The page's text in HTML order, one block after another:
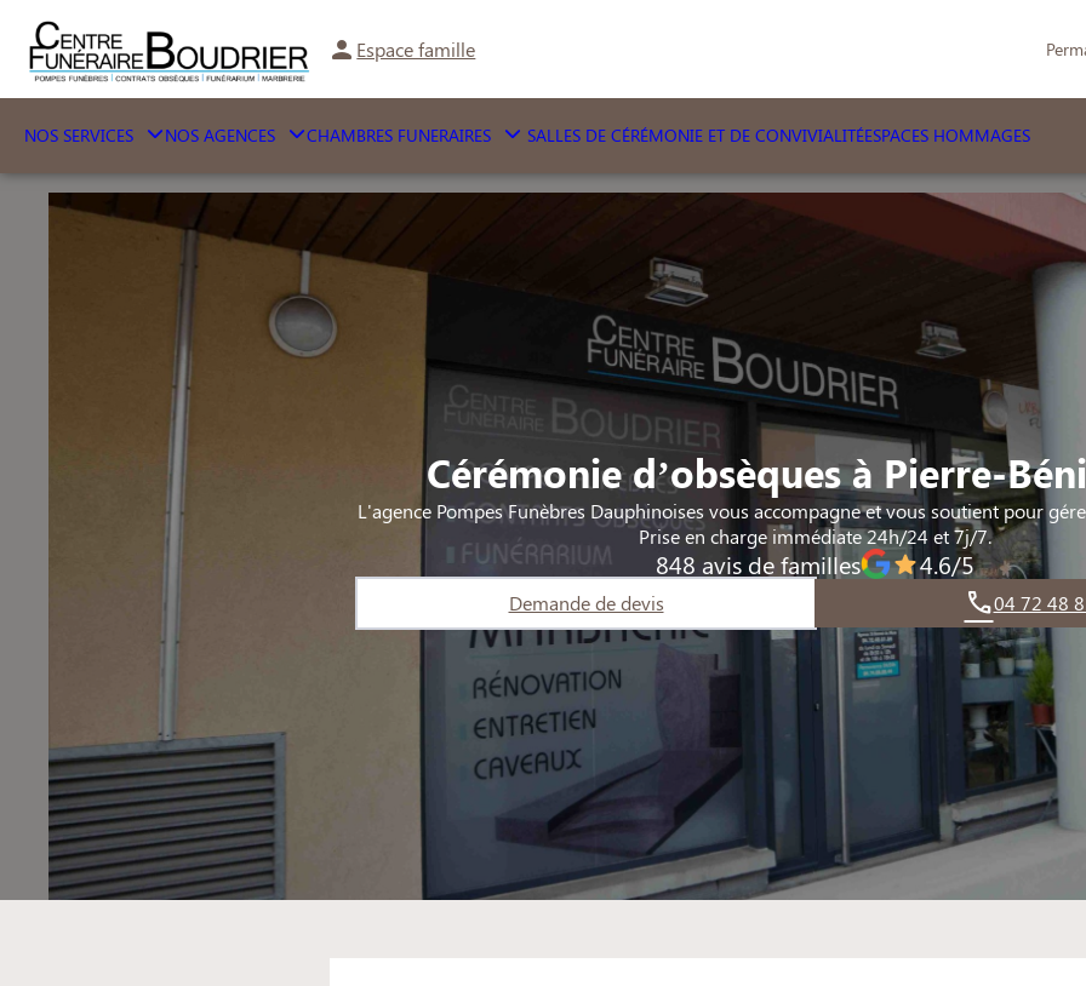
Espace famille
NOS SERVICES NOS AGENCES CHAMBRES FUNERAIRES SALLES DE CÉRÉMONIE ET DE CONVIVIALITÉESPACES HOMMAGES
Cérémonie d’obsèques à Pierre-
L'agence Pompes Funèbres Dauphinoises vous accompagne et vous soutient pour
Prise en charge immédiate 24h/24 et 7j/7.
848 avis de familles 4.6/5
Demande de devis 04 72 48